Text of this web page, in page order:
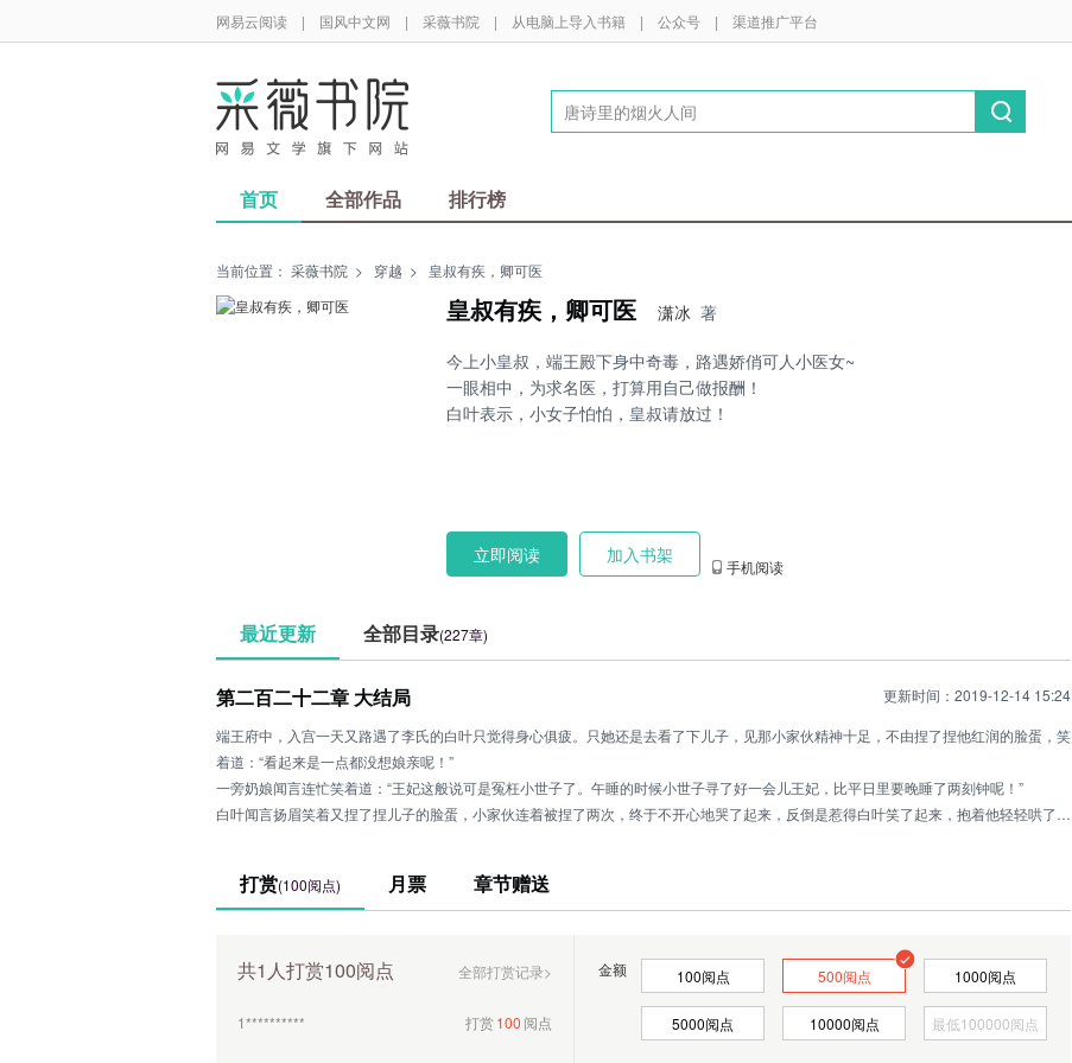
网易云阅读 | 国风中文网 | 采薇书院 | 从电脑上导入书籍 | 公众号 | 渠道推广平台
首页 全部作品 排行榜
当前位置： 采薇书院 > 穿越 > 皇叔有疾，卿可医
皇叔有疾，卿可医 潇冰 著
今上小皇叔，端王殿下身中奇毒，路遇娇俏可人小医女~
一眼相中，为求名医，打算用自己做报酬！
白叶表示，小女子怕怕，皇叔请放过！
立即阅读 加入书架
手机阅读
最近更新 全部目录(227章)
第二百二十二章 大结局
更新时间：2019-12-14 15:24
端王府中，入宫一天又路遇了李氏的白叶只觉得身心俱疲。只她还是去看了下儿子，见那小家伙精神十足，不由捏了捏他红润的脸蛋，笑
着道：“看起来是一点都没想娘亲呢！”
一旁奶娘闻言连忙笑着道：“王妃这般说可是冤枉小世子了。午睡的时候小世子寻了好一会儿王妃，比平日里要晚睡了两刻钟呢！”
白叶闻言扬眉笑着又捏了捏儿子的脸蛋，小家伙连着被捏了两次，终于不开心地哭了起来，反倒是惹得白叶笑了起来，抱着他轻轻哄了一
一旁打赏(100阅点) 月票 章节赠送
共1人打赏100阅点 全部打赏记录>
1********** 打赏100 阅点
金额 100阅点 500阅点 1000阅点
5000阅点 10000阅点